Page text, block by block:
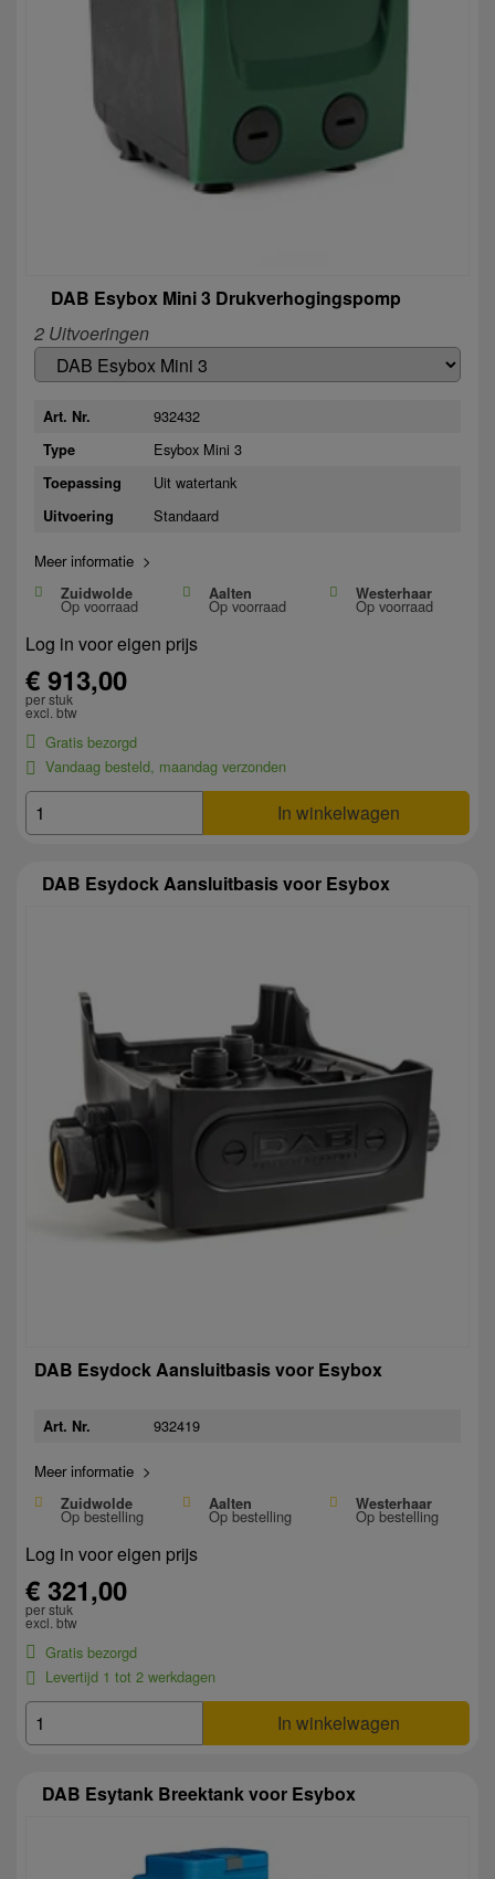
DAB Esybox Mini 3 Drukverhogingspomp
2 Uitvoeringen
Art. Nr. 932432
Type Esybox Mini 3
Toepassing Uit watertank
Uitvoering Standaard
Meer informatie >
Zuidwolde
Op voorraad
Aalten
Op voorraad
Westerhaar
Op voorraad
Log in voor eigen prijs
€ 913,00
per stuk
excl. btw
Gratis bezorgd
Vandaag besteld, maandag verzonden
In winkelwagen
DAB Esydock Aansluitbasis voor Esybox
DAB Esydock Aansluitbasis voor Esybox
Art. Nr. 932419
Meer informatie >
Zuidwolde
Op bestelling
Aalten
Op bestelling
Westerhaar
Op bestelling
Log in voor eigen prijs
€ 321,00
per stuk
excl. btw
Gratis bezorgd
Levertijd 1 tot 2 werkdagen
In winkelwagen
DAB Esytank Breektank voor Esybox